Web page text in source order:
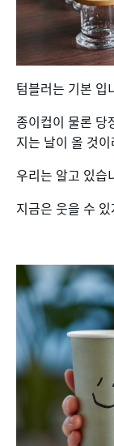
텀블러는 기본 입
종이컵이 물론 당
지는 날이 올 것
우리는 알고 있습
지금은 웃을 수